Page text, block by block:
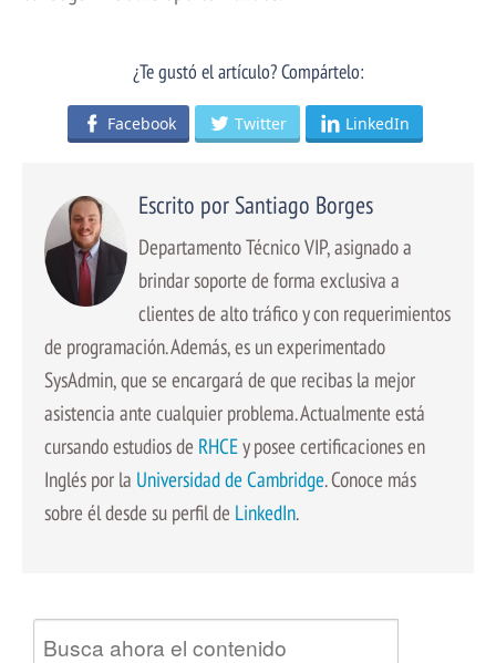
¿Te gustó el artículo? Compártelo:
Facebook Twitter LinkedIn
Escrito por Santiago Borges
Departamento Técnico VIP, asignado a
brindar soporte de forma exclusiva a
clientes de alto tráfico y con requerimientos
de programación. Además, es un experimentado
SysAdmin, que se encargará de que recibas la mejor
asistencia ante cualquier problema. Actualmente está
cursando estudios de RHCEy posee certificaciones en
Inglés por la Universidad de Cambridge. Conoce más
sobre él desde su perfil de LinkedIn.